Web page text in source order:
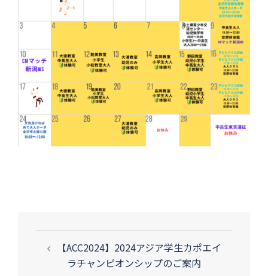
投
稿
【ACC2024】2024アジア学生カポエイ
ラチャンピオンシップのご案内